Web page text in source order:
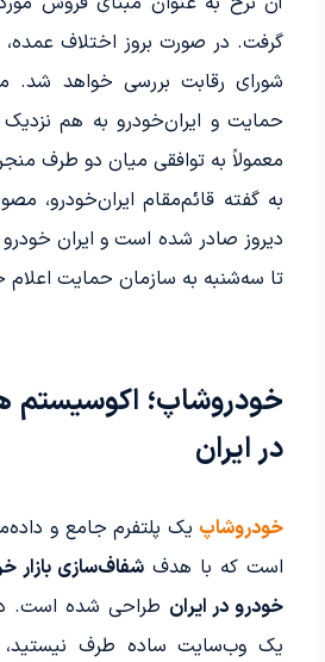
گرفت. در صورت بروز اختلاف عمده،
شورای رقابت بررسی خواهد شد.
حمایت و ایران‌خودرو به هم
معمولاً به توافقی میان دو طرف
به گفته قائم‌مقام ایران‌خودرو،
دیروز صادر شده است و ایران
تا سه‌شنبه به سازمان حمایت اعلام
خودروشاپ؛ اکوسیستم
در ایران
خودروشاپ یک پلتفرم جامع و
است که با هدف شفاف‌سازی بازار
خودرو در ایران طراحی شده است.
یک وب‌سایت ساده طرف